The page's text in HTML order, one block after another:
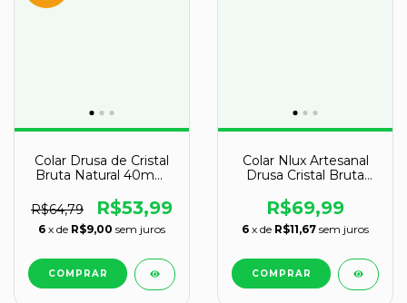
Colar Drusa de Cristal
Bruta Natural 40mm
R$64,79
R$53,99
6 x de R$9,00 sem juros
Colar Nlux Artesanal
Drusa Cristal Bruta
R$69,99
6 x de R$11,67 sem juros